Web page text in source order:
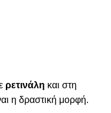
ρετινάλη και στη
η δραστική μορφή.